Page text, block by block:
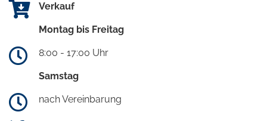
Verkauf
Montag bis Freitag
8:00 - 17:00 Uhr
Samstag
nach Vereinbarung